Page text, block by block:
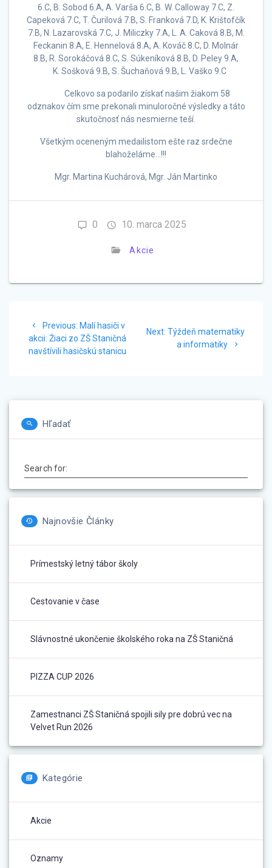
6.C, B. Sobod 6.A, A. Varša 6.C, B. W. Calloway 7.C, Z.
Capeková 7.C, T. Čurilová 7.B, S. Franková 7.D, K. Krištofčík
7.B, N. Lazarovská 7.C, J. Miliczky 7.A, L. A. Caková 8.B, M.
Feckanin 8.A, E. Hennelová 8.A, A. Kováč 8.C, D. Molnár
8.B, R. Sorokáčová 8.C, S. Súkeníková 8.B, D. Peley 9.A,
K. Sošková 9.B, S. Šuchaňová 9.B, L. Vaško 9.C
Celkovo sa podarilo získať našim žiakom 58
odznakov čím sme prekonali minuloročné výsledky a táto
skutočnosť nás nesmierne teší.
Všetkým oceneným medailistom ešte raz srdečne
blahoželáme…!!!
Mgr. Martina Kuchárová, Mgr. Ján Martinko
0 10. marca 2025
Akcie
Previous: Previous
post:
Malí hasiči v
akcii: Žiaci zo ZŠ Staničná
navštívili hasičskú stanicu
Next: Next
post:
Týždeň matematiky
a informatiky
Hľadať
Search for:
Najnovšie Články
Prímestský letný tábor školy
Cestovanie v čase
Slávnostné ukončenie školského roka na ZŠ Staničná
PIZZA CUP 2026
Zamestnanci ZŠ Staničná spojili sily pre dobrú vec na
Velvet Run 2026
Kategórie
Akcie
Oznamy